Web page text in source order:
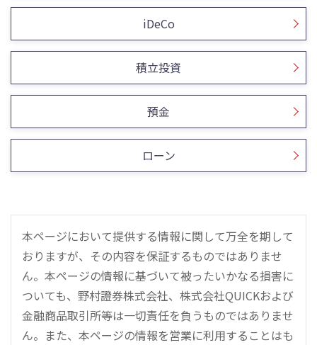
iDeCo
積立投資
預金
ローン
本ページにおいて提供する情報に関して万全を期して
おりますが、その内容を保証するものではありませ
ん。本ページの情報に基づいて被ったいかなる損害に
ついても、野村證券株式会社、株式会社QUICKおよび
金融商品取引所等は一切責任を負うものではありませ
ん。また、本ページの情報を営業に利用することはも